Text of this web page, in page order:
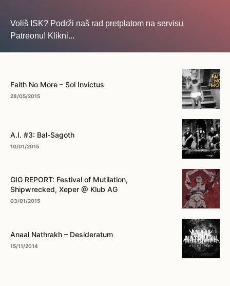
Voliš ISK? Podrži naš rad pretplatom na servisu
Patreonu! Klikni...
Faith No More – Sol Invictus
28/05/2015
A.I. #3: Bal-Sagoth
10/01/2015
GIG REPORT: Festival of Mutilation,
Shipwrecked, Xeper @ Klub AG
03/01/2015
Anaal Nathrakh – Desideratum
15/11/2014